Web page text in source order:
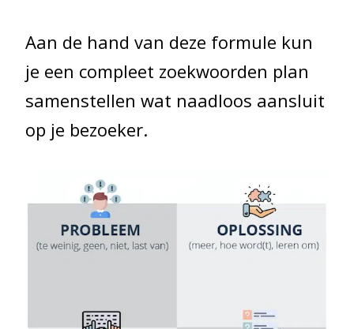
Aan de hand van deze formule kun
je een compleet zoekwoorden plan
samenstellen wat naadloos aansluit
op je bezoeker.